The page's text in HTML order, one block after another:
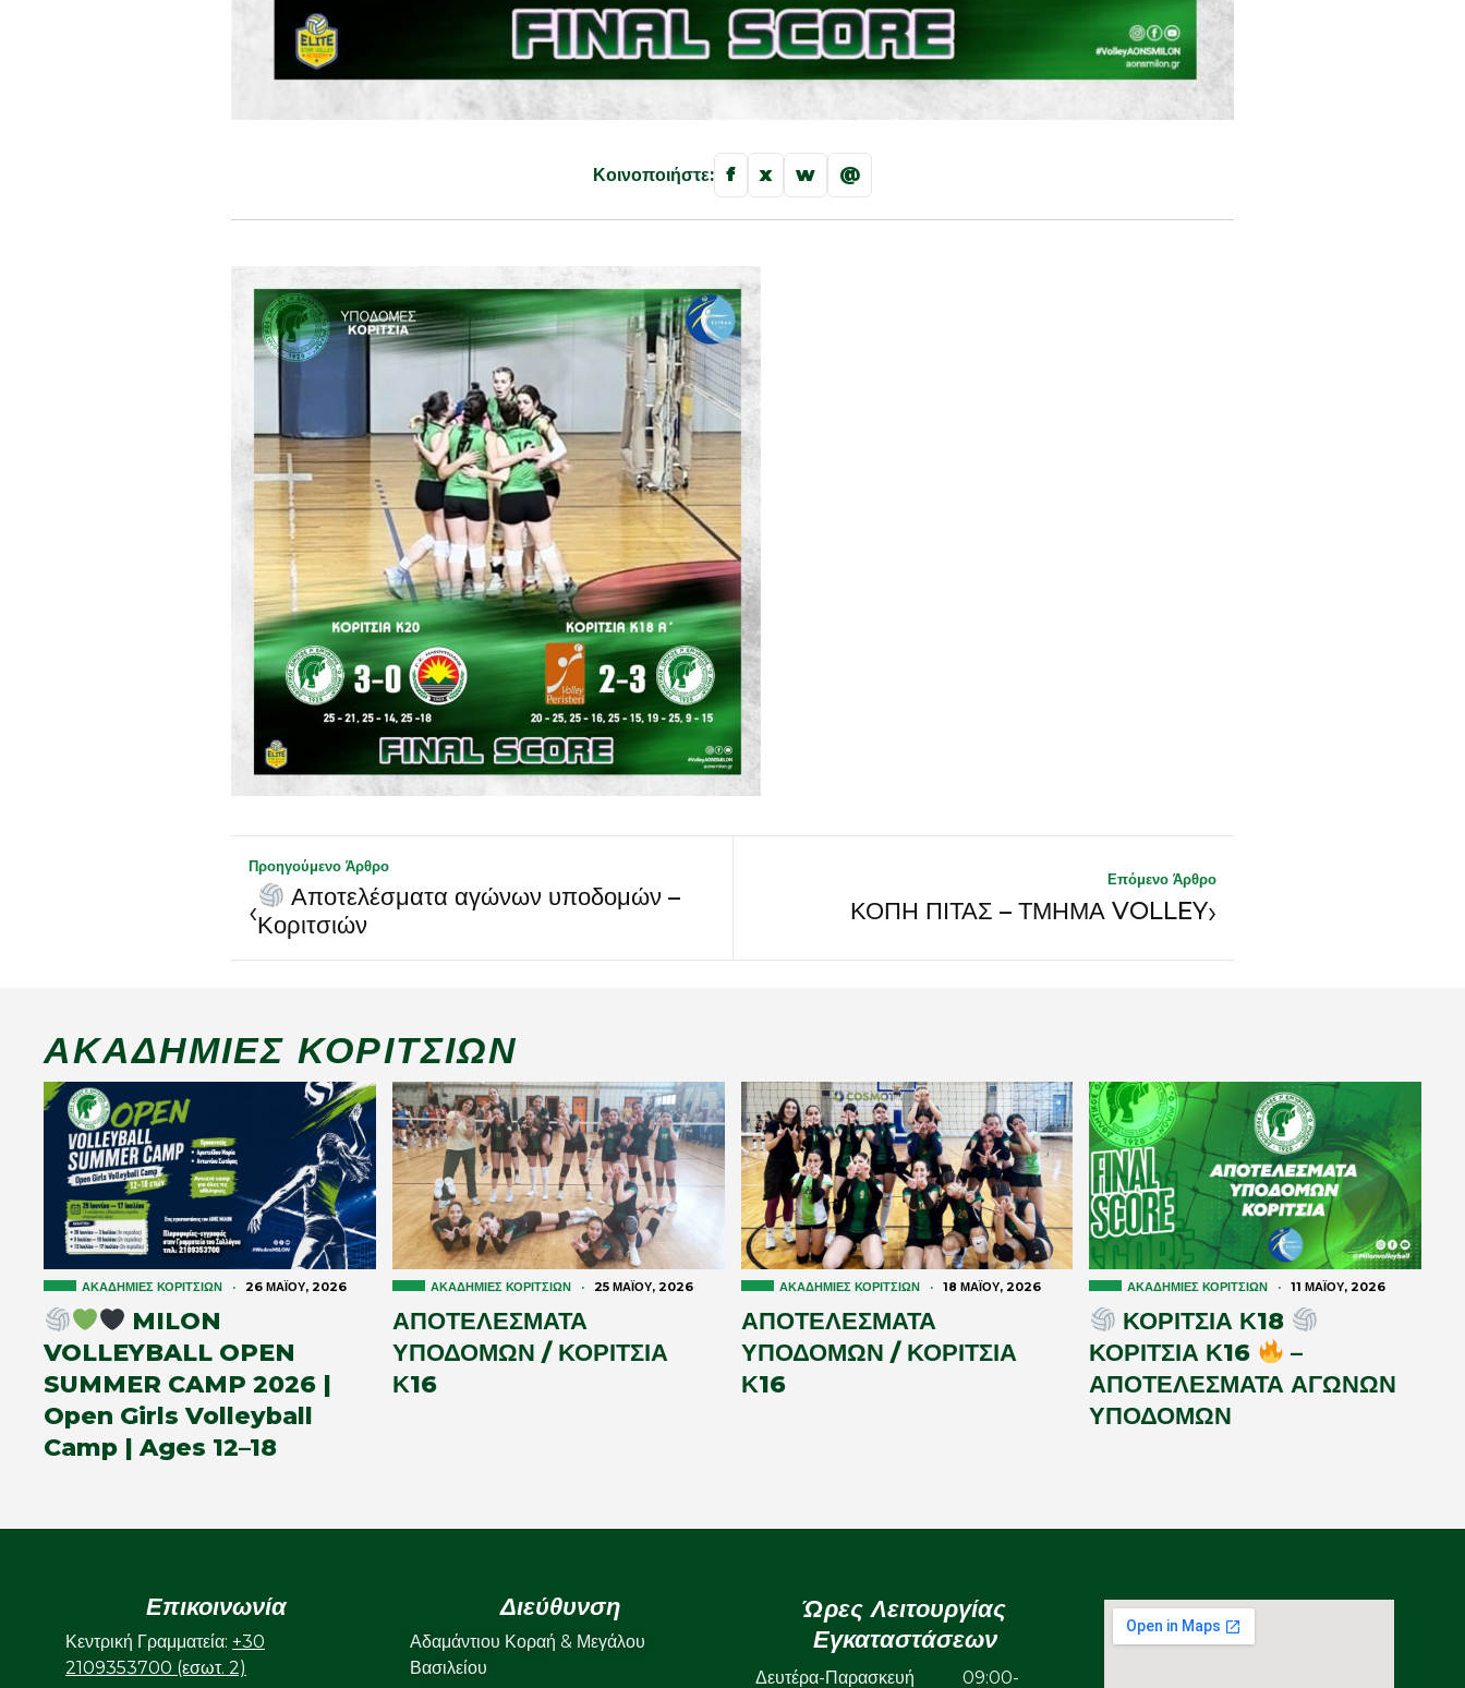
Κοινοποιήστε: f x w @
Προηγούμενο Άρθρο
‹
Αποτελέσματα αγώνων υποδομών –
Κοριτσιών
Επόμενο Άρθρο
›
ΚΟΠΗ ΠΙΤΑΣ – ΤΜΗΜΑ VOLLEY
ΑΚΑΔΗΜΊΕΣ ΚΟΡΙΤΣΙΏΝ
ΑΚΑΔΗΜΊΕΣ ΚΟΡΙΤΣΙΏΝ · 26 ΜΑΪ́ΟΥ, 2026
MILON
VOLLEYBALL OPEN
SUMMER CAMP 2026 |
Open Girls Volleyball
Camp | Ages 12–18
ΑΚΑΔΗΜΊΕΣ ΚΟΡΙΤΣΙΏΝ · 25 ΜΑΪ́ΟΥ, 2026
ΑΠΟΤΕΛΕΣΜΑΤΑ
ΥΠΟΔΟΜΩΝ / ΚΟΡΙΤΣΙΑ
Κ16
ΑΚΑΔΗΜΊΕΣ ΚΟΡΙΤΣΙΏΝ · 18 ΜΑΪ́ΟΥ, 2026
ΑΠΟΤΕΛΕΣΜΑΤΑ
ΥΠΟΔΟΜΩΝ / ΚΟΡΙΤΣΙΑ
Κ16
ΑΚΑΔΗΜΊΕΣ ΚΟΡΙΤΣΙΏΝ · 11 ΜΑΪ́ΟΥ, 2026
ΚΟΡΙΤΣΙΑ Κ18
ΚΟΡΙΤΣΙΑ Κ16
–
ΑΠΟΤΕΛΕΣΜΑΤΑ ΑΓΩΝΩΝ
ΥΠΟΔΟΜΩΝ
Επικοινωνία
Κεντρική Γραμματεία: +30
2109353700 (εσωτ. 2)
Διεύθυνση
Αδαμάντιου Κοραή & Μεγάλου
Βασιλείου
Ώρες Λειτουργίας
Εγκαταστάσεων
Δευτέρα-Παρασκευή 09:00-